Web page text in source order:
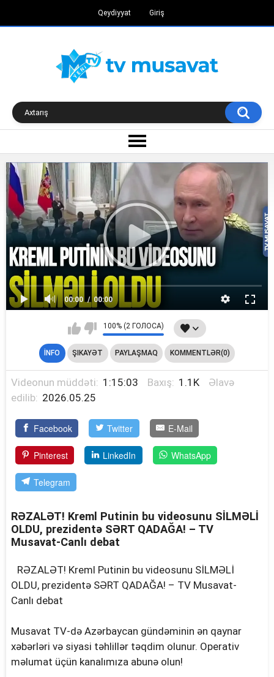
Qeydiyyat Giriş
00:00 00:00
100% (2 ГОЛОСА)
İNFO ŞIKAYƏT PAYLAŞMAQ KOMMENTLƏR(0)
Videonun müddəti: 1:15:03 Baxış: 1.1K
Əlavə
edilib: 2026.05.25
Facebook Twitter E-Mail
Pinterest LinkedIn WhatsApp
Telegram
RƏZALƏT! Kreml Putinin bu videosunu SİLMƏLİ
OLDU, prezidentə SƏRT QADAĞA! – TV
Musavat-Canlı debat
RƏZALƏT! Kreml Putinin bu videosunu SİLMƏLİ
OLDU, prezidentə SƏRT QADAĞA! – TV Musavat-
Canlı debat
Musavat TV-də Azərbaycan gündəminin ən qaynar
xəbərləri və siyasi təhlillər təqdim olunur. Operativ
məlumat üçün kanalımıza abunə olun!